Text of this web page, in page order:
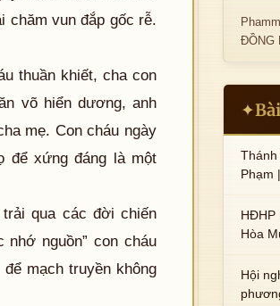
chăm vun đắp gốc rễ.
thuần khiết, cha con
võ hiển dương, anh
mẹ. Con cháu ngày
để xứng đáng là một
qua các đời chiến
nguồn” con cháu
mạch truyền không
ĐỒNG
✦
Phạm
HĐHP
Hòa
Phạm
Phạm
Hội